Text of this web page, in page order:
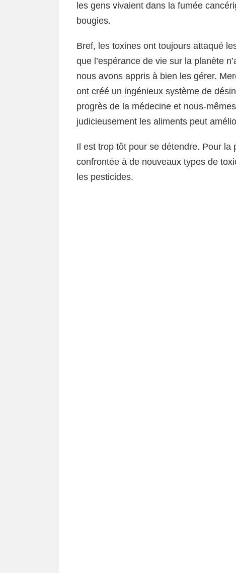
les gens vivaient dans la fumée
bougies.
Bref, les toxines ont toujours attaqué
que l’espérance de vie sur la planète
nous avons appris à bien les gérer.
ont créé un ingénieux système de
progrès de la médecine et nous-
judicieusement les aliments peut
Il est trop tôt pour se détendre. Pour la
confrontée à de nouveaux types de
les pesticides.